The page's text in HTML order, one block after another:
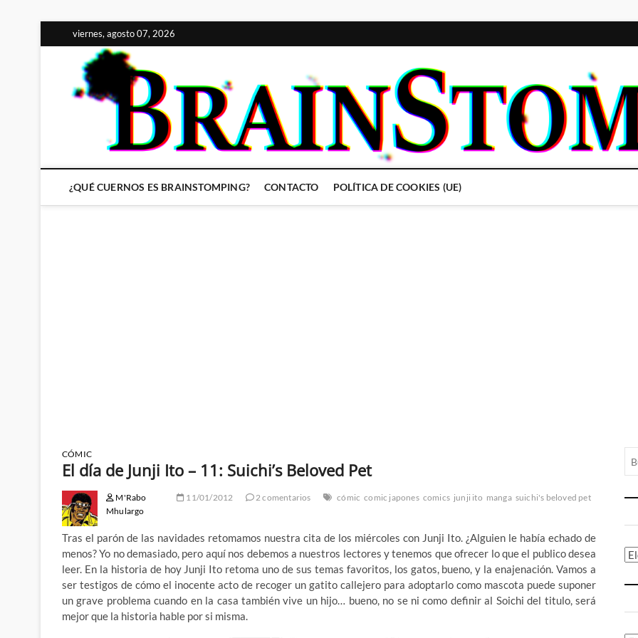
al
contenido
viernes, agosto 07, 2026
¿QUÉ CUERNOS ES BRAINSTOMPING? CONTACTO POLÍTICA DE COOKIES (UE)
CÓMIC
El día de Junji Ito – 11: Suichi’s Beloved Pet
M'Rabo
Mhulargo
11/01/2012 2 comentarios cómic comic japones comics junji ito manga suichi's beloved pet
Tras el parón de las navidades retomamos nuestra cita de los miércoles con Junji Ito. ¿Alguien le había echado de
menos? Yo no demasiado, pero aquí nos debemos a nuestros lectores y tenemos que ofrecer lo que el publico desea
leer. En la historia de hoy Junji Ito retoma uno de sus temas favoritos, los gatos, bueno, y la enajenación. Vamos a
ser testigos de cómo el inocente acto de recoger un gatito callejero para adoptarlo como mascota puede suponer
un grave problema cuando en la casa también vive un hijo… bueno, no se ni como definir al Soichi del titulo, será
mejor que la historia hable por si misma.